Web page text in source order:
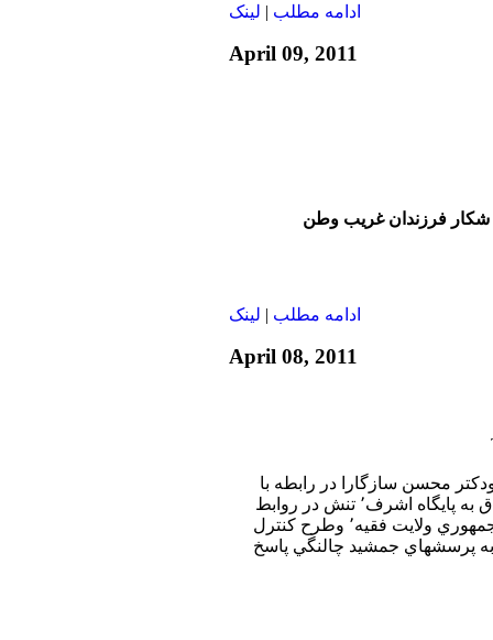
ادامه مطلب | لينک
April 09, 2011
فرزندان غريب وطن
ادامه مطلب | لينک
April 08, 2011
عليرضا نوری زاده٬ ودكتر محسن سازگارا در رابطه با
ورود نيروهاي نظامي عراق به پايگاه اشرف٬ تنش در روابط
كشورهاي جهان عرب با جمهوري ولايت فقيه٬ وطرح كنترل
مدني٬ و... به پرسشهاي جمشيد چالنگي پاسخ